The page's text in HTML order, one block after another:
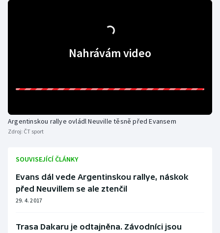
Plavání
Rychlobruslení
Nahrávám video
Argentinskou rallye ovládl Neuville těsně před Evansem
Zdroj: ČT sport
SOUVISEJÍCÍ ČLÁNKY
Evans dál vede Argentinskou rallye, náskok
před Neuvillem se ale ztenčil
29. 4. 2017
Trasa Dakaru je odtajněna. Závodníci jsou